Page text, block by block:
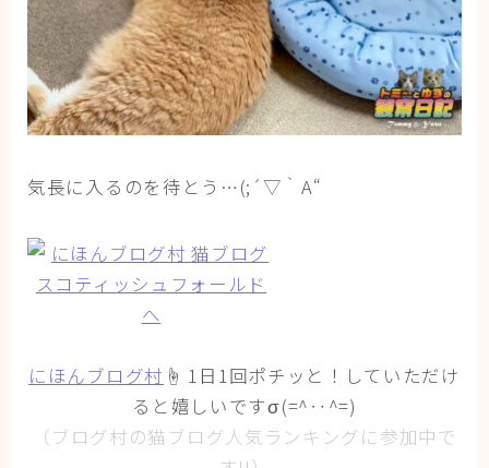
気長に入るのを待とう…(;´▽｀A“
にほんブログ村 ☝ 1日1回ポチッと！していただけ
ると嬉しいですσ(=^‥^=)
（ブログ村の猫ブログ人気ランキングに参加中で